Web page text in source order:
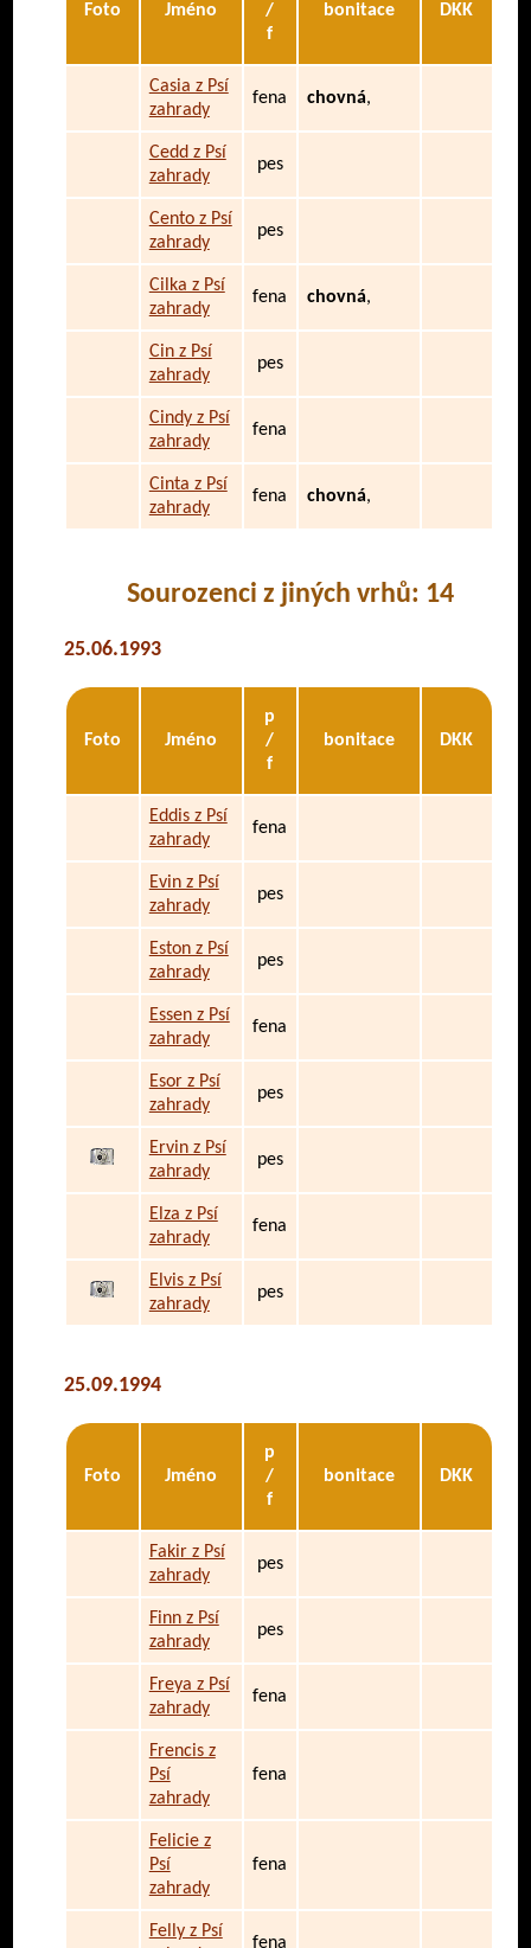
Foto Jméno
/
f
bonitace DKK
Casia z Psí
zahrady
fena chovná,
Cedd z Psí
zahrady
pes
Cento z Psí
zahrady
pes
Cilka z Psí
zahrady
fena chovná,
Cin z Psí
zahrady
pes
Cindy z Psí
zahrady
fena
Cinta z Psí
zahrady
fena chovná,
Sourozenci z jiných vrhů: 14
25.06.1993
Foto Jméno
p
/
f
bonitace DKK
Eddis z Psí
zahrady
fena
Evin z Psí
zahrady
pes
Eston z Psí
zahrady
pes
Essen z Psí
zahrady
fena
Esor z Psí
zahrady
pes
Ervin z Psí
zahrady
pes
Elza z Psí
zahrady
fena
Elvis z Psí
zahrady
pes
25.09.1994
Foto Jméno
p
/
f
bonitace DKK
Fakir z Psí
zahrady
pes
Finn z Psí
zahrady
pes
Freya z Psí
zahrady
fena
Frencis z
Psí
zahrady
fena
Felicie z
Psí
zahrady
fena
Felly z Psí
fena